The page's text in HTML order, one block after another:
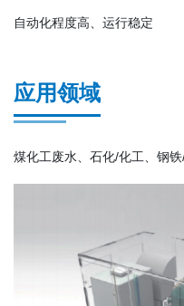
自动化程度高、运行稳定
应用领域
煤化工废水、石化/化工、钢铁